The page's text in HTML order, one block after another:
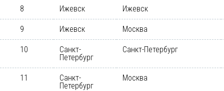
8 Ижевск Ижевск
9 Ижевск Москва
10
Санкт-
Петербург
Санкт-Петербург
11
Санкт-
Петербург
Москва